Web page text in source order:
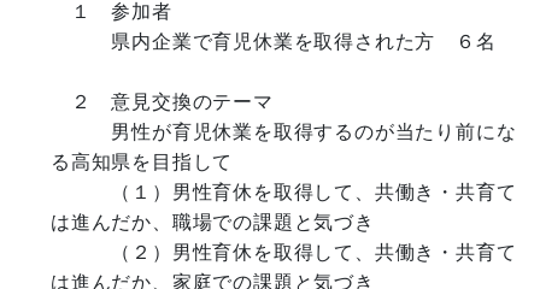
１ 参加者
県内企業で育児休業を取得された方　６名
２ 意⾒交換のテーマ
男性が育児休業を取得するのが当たり前にな
る高知県を目指して
（１）男性育休を取得して、共働き・共育て
は進んだか、職場での課題と気づき
（２）男性育休を取得して、共働き・共育て
は進んだか、家庭での課題と気づき